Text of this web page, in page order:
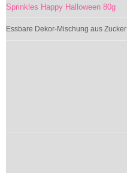
Sprinkles Happy Halloween 80g
Essbare Dekor-Mischung aus Zucker